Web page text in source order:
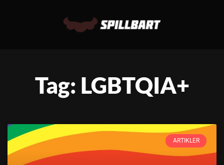
Tag: LGBTQIA+
ARTIKLER